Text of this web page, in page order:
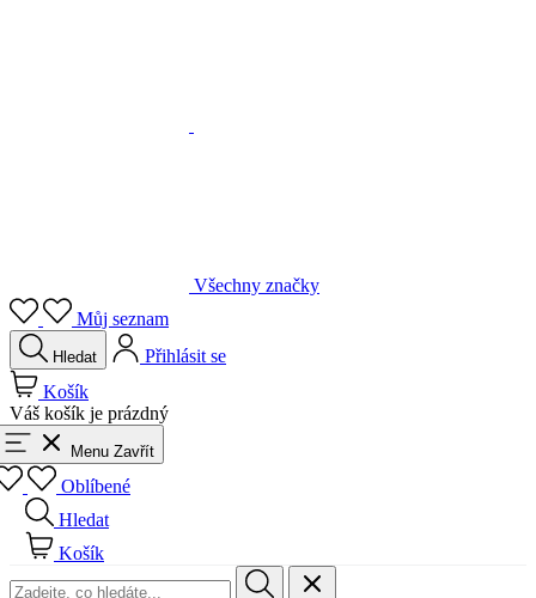
Všechny značky
Můj seznam
Hledat
Přihlásit se
Košík
Váš košík je prázdný
Menu Zavřít
Oblíbené
Hledat
Košík